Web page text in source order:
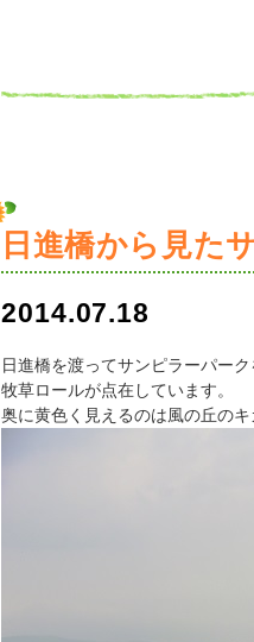
日進橋から見た
2014.07.18
日進橋を渡ってサンピラーパー
牧草ロールが点在しています。
奥に黄色く見えるのは風の丘の